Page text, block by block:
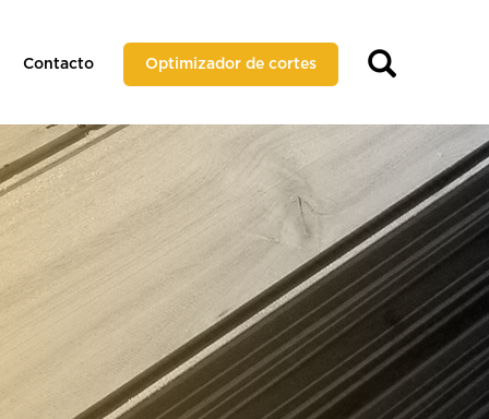
Contacto Optimizador de cortes